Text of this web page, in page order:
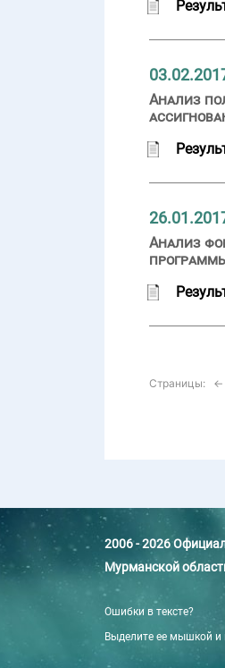
Анализ
Анализ
Страницы: ←
2006 - 2026
Мурманской
Ошибки в тексте?
Выделите ее мышкой и